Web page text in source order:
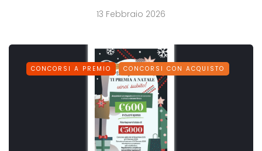
13 Febbraio 2026
CONCORSI A PREMIO CONCORSI CON ACQUISTO